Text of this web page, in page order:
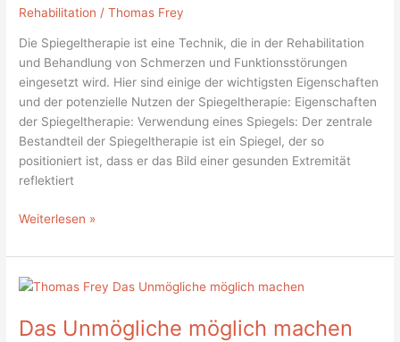
Rehabilitation /Thomas Frey
Die Spiegeltherapie ist eine Technik, die in der Rehabilitation
und Behandlung von Schmerzen und Funktionsstörungen
eingesetzt wird. Hier sind einige der wichtigsten Eigenschaften
und der potenzielle Nutzen der Spiegeltherapie: Eigenschaften
der Spiegeltherapie: Verwendung eines Spiegels: Der zentrale
Bestandteil der Spiegeltherapie ist ein Spiegel, der so
positioniert ist, dass er das Bild einer gesunden Extremität
reflektiert
Weiterlesen »
Das Unmögliche möglich machen
Das
möglich